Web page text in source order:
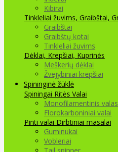
Kibirai
Tinkleliai žuvims, Graibštai,
Graibštai
Graibštų kotai
Tinkleliai žuvims
Dėklai, Krepšiai, Kuprinės
Meškerių dėklai
Žvejybiniai krepšiai
Spininginė žūklė
Spiningai Ritės Valai
Monofilamentinis valas
Florokarboniniai valai
Pinti valai Dirbtiniai masalai
Guminukai
Vobleriai
Tail spinner